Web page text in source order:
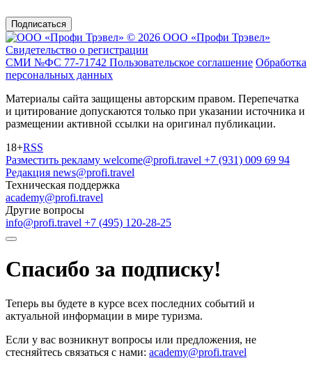
Подписаться
© 2026 ООО «Профи Трэвeл»
Свидетельство о регистрации
СМИ №ФС 77-71742 Пользовательское соглашение Обработка
персональных данных
Материалы сайта защищены авторским правом. Перепечатка
и цитирование допускаются только при указании источника и
размещении активной ссылки на оригинал публикации.
18+RSS
Разместить рекламу welcome@profi.travel +7 (931) 009 69 94
Редакция news@profi.travel
Техническая поддержка
academy@profi.travel
Другие вопросы
info@profi.travel +7 (495) 120-28-25
Спасибо за подписку!
Теперь вы будете в курсе всех последних событий и
актуальной информации в мире туризма.
Если у вас возникнут вопросы или предложения, не
стесняйтесь связаться с нами: academy@profi.travel